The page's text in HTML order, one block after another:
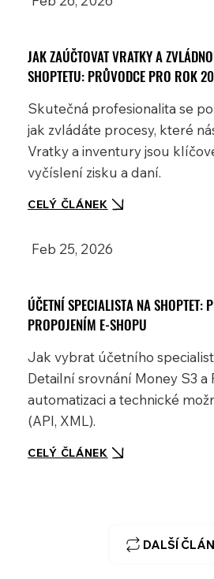
JAK ZAÚČTOVAT VRATKY A
SHOPTETU: PRŮVODCE PRO ROK
Skutečná profesionalita se
jak zvládáte procesy, které
Vratky a inventury jsou
vyčíslení zisku a daní.
CELÝ ČLÁNEK
Feb 25, 2026
ÚČETNÍ SPECIALISTA NA SHOPTET:
PROPOJENÍM E-SHOPU
Jak vybrat účetního
Detailní srovnání Money S3 a
automatizaci a technické
(API, XML).
CELÝ ČLÁNEK
DALŠÍ